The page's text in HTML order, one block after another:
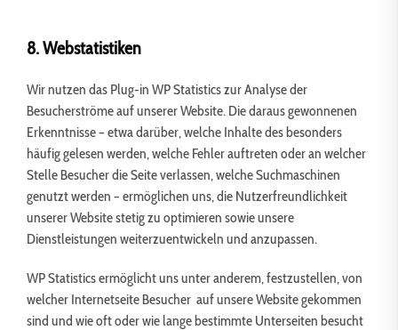
8. Webstatistiken
Wir nutzen das Plug-in WP Statistics zur Analyse der
Besucherströme auf unserer Website. Die daraus gewonnenen
Erkenntnisse – etwa darüber, welche Inhalte des besonders
häufig gelesen werden, welche Fehler auftreten oder an welcher
Stelle Besucher die Seite verlassen, welche Suchmaschinen
genutzt werden – ermöglichen uns, die Nutzerfreundlichkeit
unserer Website stetig zu optimieren sowie unsere
Dienstleistungen weiterzuentwickeln und anzupassen.
WP Statistics ermöglicht uns unter anderem, festzustellen, von
welcher Internetseite Besucher auf unsere Website gekommen
sind und wie oft oder wie lange bestimmte Unterseiten besucht